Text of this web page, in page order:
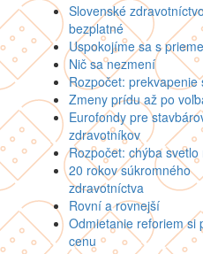
Slovenské
bezplatné
Uspokojíme sa s
Nič sa nezmení
Rozpočet: prekvapenie
Zmeny prídu až po
Eurofondy pre
zdravotníkov
Rozpočet: chýba svetlo
20 rokov súkromného
zdravotníctva
Rovní a rovnejší
Odmietanie reforiem si
cenu